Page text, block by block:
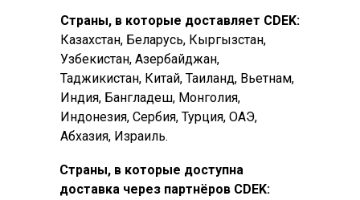
Страны, в которые доставляет CDEK:
Казахстан, Беларусь, Кыргызстан,
Узбекистан, Азербайджан,
Таджикистан, Китай, Таиланд, Вьетнам,
Индия, Бангладеш, Монголия,
Индонезия, Сербия, Турция, ОАЭ,
Абхазия, Израиль.
Страны, в которые доступна
доставка через партнёров CDEK: